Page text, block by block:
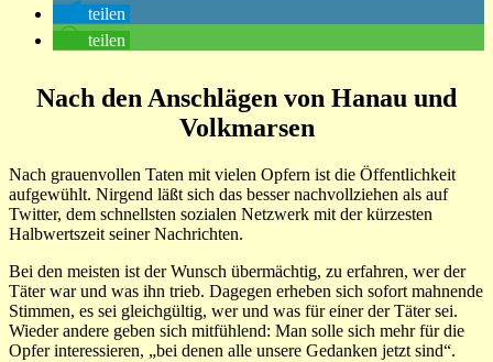
teilen
teilen
Nach den Anschlägen von Hanau und
Volkmarsen
Nach grauenvollen Taten mit vielen Opfern ist die Öffentlichkeit
aufgewühlt. Nirgend läßt sich das besser nachvollziehen als auf
Twitter, dem schnellsten sozialen Netzwerk mit der kürzesten
Halbwertszeit seiner Nachrichten.
Bei den meisten ist der Wunsch übermächtig, zu erfahren, wer der
Täter war und was ihn trieb. Dagegen erheben sich sofort mahnende
Stimmen, es sei gleichgültig, wer und was für einer der Täter sei.
Wieder andere geben sich mitfühlend: Man solle sich mehr für die
Opfer interessieren, „bei denen alle unsere Gedanken jetzt sind“.